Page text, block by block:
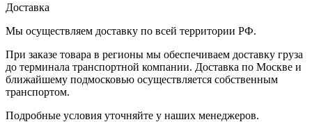
Доставка
Мы осуществляем доставку по всей территории РФ.
При заказе товара в регионы мы обеспечиваем доставку груза
до терминала транспортной компании. Доставка по Москве и
ближайшему подмосковью осуществляется собственным
транспортом.
Подробные условия уточняйте у наших менеджеров.